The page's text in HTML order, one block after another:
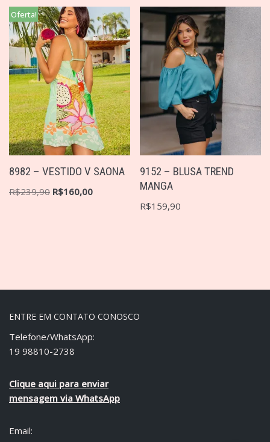
Oferta!
8982 – VESTIDO V SAONA
R$239,90 R$160,00
9152 – BLUSA TREND
MANGA
R$159,90
ENTRE EM CONTATO CONOSCO
Telefone/WhatsApp:
19 98810-2738
Clique aqui para enviar
mensagem via WhatsApp
Email: